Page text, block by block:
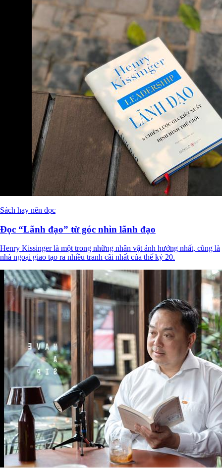
Sách hay nên đọc
Đọc “Lãnh đạo” từ góc nhìn lãnh đạo
Henry Kissinger là một trong những nhân vật ảnh hưởng nhất, cũng là
nhà ngoại giao tạo ra nhiều tranh cãi nhất của thế kỷ 20.